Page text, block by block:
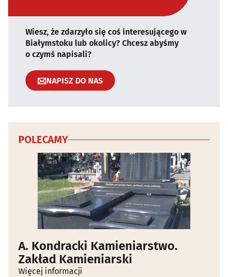
Wiesz, że zdarzyło się coś interesującego w
Białymstoku lub okolicy? Chcesz abyśmy
o czymś napisali?
NAPISZ DO NAS
POLECAMY
A. Kondracki Kamieniarstwo.
Zakład Kamieniarski
Więcej informacji